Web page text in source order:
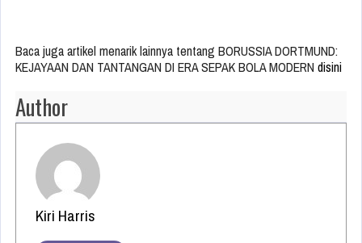
Baca juga artikel menarik lainnya tentang BORUSSIA DORTMUND:
KEJAYAAN DAN TANTANGAN DI ERA SEPAK BOLA MODERN disini
Author
Kiri Harris